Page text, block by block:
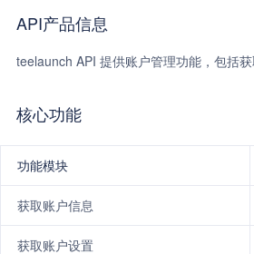
API产品信息
teelaunch API 提供账户管理功能，包括
核心功能
功能模块
获取账户信息
获取账户设置